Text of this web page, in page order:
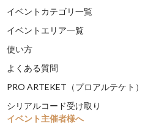
イベントカテゴリ一覧
イベントエリア一覧
使い方
よくある質問
PRO ARTEKET（プロアルテケト）
シリアルコード受け取り
イベント主催者様へ